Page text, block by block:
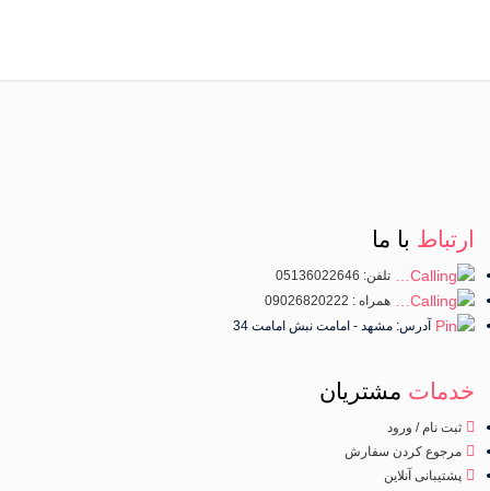
ارتباط با ما
تلفن: 05136022646
همراه : 09026820222
آدرس: مشهد - امامت نبش امامت 34
خدمات مشتریان
ثبت نام / ورود
مرجوع کردن سفارش
پشتیبانی آنلاین